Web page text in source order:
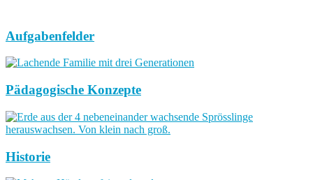
Aufgabenfelder
Pädagogische Konzepte
Historie